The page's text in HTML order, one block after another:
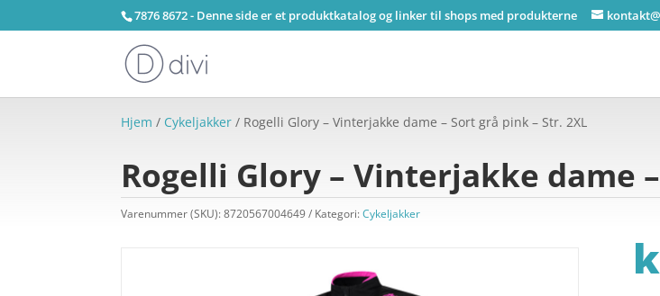
7876 8672 - Denne side er et produktkatalog og linker til shops med produkterne
Hjem / Cykeljakker / Rogelli Glory – Vinterjakke dame – Sort grå pink – Str. 2XL
Rogelli Glory – Vinterjakke dame
Varenummer (SKU):8720567004649 Kategori:Cykeljakker